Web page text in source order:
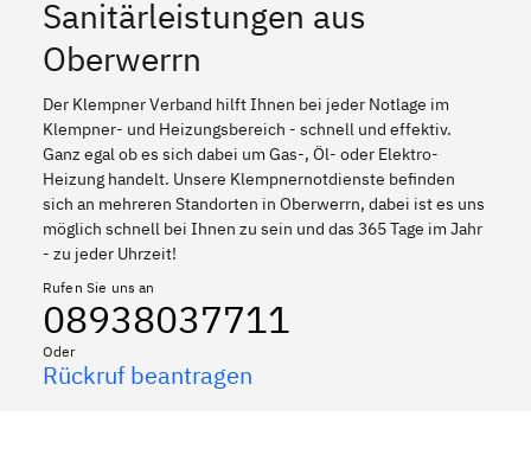
Sanitärleistungen aus
Oberwerrn
Der Klempner Verband hilft Ihnen bei jeder Notlage im
Klempner- und Heizungsbereich - schnell und effektiv.
Ganz egal ob es sich dabei um Gas-, Öl- oder Elektro-
Heizung handelt. Unsere Klempnernotdienste befinden
sich an mehreren Standorten in Oberwerrn, dabei ist es uns
möglich schnell bei Ihnen zu sein und das 365 Tage im Jahr
- zu jeder Uhrzeit!
Rufen Sie uns an
08938037711
Oder
Rückruf beantragen